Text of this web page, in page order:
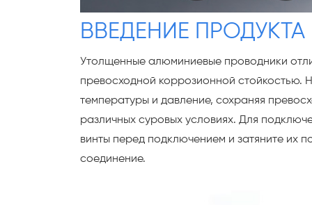
ВВЕДЕНИЕ ПРОДУКТА
Утолщенные алюминиевые проводники
превосходной коррозионной стойкостью.
температуры и давление, сохраняя
различных суровых условиях. Для
винты перед подключением и затяните их
соединение.